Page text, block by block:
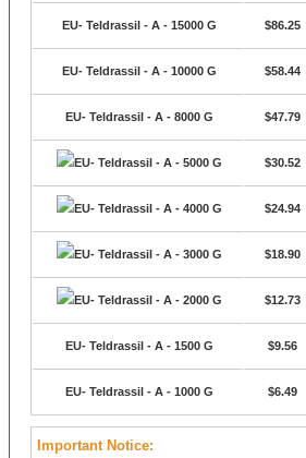
EU- Teldrassil - A - 15000 G $86.25
EU- Teldrassil - A - 10000 G $58.44
EU- Teldrassil - A - 8000 G $47.79
EU- Teldrassil - A - 5000 G $30.52
EU- Teldrassil - A - 4000 G $24.94
EU- Teldrassil - A - 3000 G $18.90
EU- Teldrassil - A - 2000 G $12.73
EU- Teldrassil - A - 1500 G $9.56
EU- Teldrassil - A - 1000 G $6.49
Important Notice: